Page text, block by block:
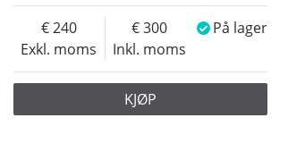
Exkl. moms
240
Inkl. moms
300 På lager
KJØP